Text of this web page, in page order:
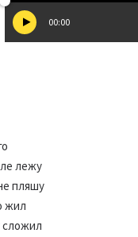
00:00
лежу
пляшу
жил
сложил